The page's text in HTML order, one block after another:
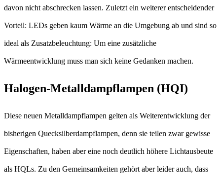
davon nicht abschrecken lassen. Zuletzt ein weiterer entscheidender
Vorteil: LEDs geben kaum Wärme an die Umgebung ab und sind so
ideal als Zusatzbeleuchtung: Um eine zusätzliche
Wärmeentwicklung muss man sich keine Gedanken machen.
Halogen-Metalldampflampen (HQI)
Diese neuen Metalldampflampen gelten als Weiterentwicklung der
bisherigen Quecksilberdampflampen, denn sie teilen zwar gewisse
Eigenschaften, haben aber eine noch deutlich höhere Lichtausbeute
als HQLs. Zu den Gemeinsamkeiten gehört aber leider auch, dass